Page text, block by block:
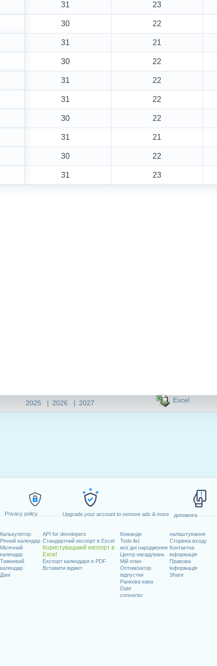
Privacy policy Upgrade your account to remove ads & more допомога
Калькулятор
Річний календар
Місячний
календар
Тижневий
календар
Дані
API for developers
Стандартний експорт в Excel
Користувацький експорт в
Excel
Експорт календаря в PDF
Вставити віджет
Команди
Todo list
мої дні народження
Центр нагадувань
Мій план
Оптимізатор
відпустки
Ранкова кава
Date
converter
налаштування
Сторінка входу
Контактна
інформація
Правова
інформація
Share
2025 | 2026 | 2027 Excel
31 23
30 22
31 21
30 22
31 22
31 22
30 22
31 21
30 22
31 23